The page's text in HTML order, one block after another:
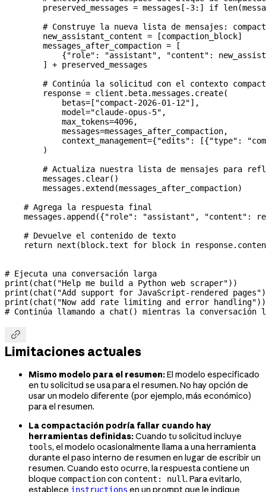
        preserved_messages
= messages[ -3:] if len
# Construye la nueva lista de mensajes:
        new_assistant_content
= [compaction_block]
        messages_after_compaction
= [
            {
"role" : "assistant" , "content" :
        ]
+ preserved_messages
# Continúa la solicitud con el contexto
        response
= client.beta.messages.create(
            betas
= [ "compact-2026-01-12"],
            model
="claude-opus-5" ,
            max_tokens
=4096,
            messages
=messages_after_compaction,
            context_management
={"edits" : [{"type" :
        )
# Actualiza nuestra lista de mensajes para
        messages.clear()
        messages.extend(messages_after_compaction)
    # Agrega la respuesta final
    messages.append({
"role" : "assistant" , "content" :
    # Devuelve el contenido de texto
    return
next (block.text for block in
# Ejecuta una conversación larga
print (chat( "Help me build a Python web scraper"))
print (chat( "Add support for JavaScript-rendered pages"
print (chat( "Now add rate limiting and error handling"))
# Continúa llamando a chat() mientras la conversación

Limitaciones actuales
Mismo modelo para el resumen:El modelo especificado
en tu solicitud se usa para el resumen. No hay opción de
usar un modelo diferente (por ejemplo, más económico)
para el resumen.
La compactación podría fallar cuando hay
herramientas definidas:Cuando tu solicitud incluye
tools, el modelo ocasionalmente llama a una herramienta
durante el paso interno de resumen en lugar de escribir un
resumen. Cuando esto ocurre, la respuesta contiene un
bloque compactioncon content: null. Para evitarlo,
establece instructions en un prompt que le indique